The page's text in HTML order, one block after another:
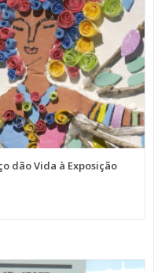
dão Vida à Exposição